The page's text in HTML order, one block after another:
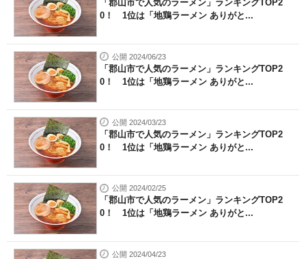
「郡山市で人気のラーメン」ランキングTOP2
0！ 1位は「地鶏ラーメン ありがと...
公開 2024/06/23
「郡山市で人気のラーメン」ランキングTOP2
0！ 1位は「地鶏ラーメン ありがと...
公開 2024/03/23
「郡山市で人気のラーメン」ランキングTOP2
0！ 1位は「地鶏ラーメン ありがと...
公開 2024/02/25
「郡山市で人気のラーメン」ランキングTOP2
0！ 1位は「地鶏ラーメン ありがと...
公開 2024/04/23